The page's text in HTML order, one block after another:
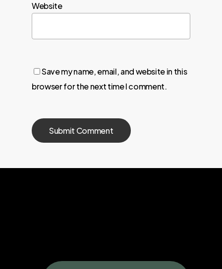
Website
Save my name, email, and website in this
browser for the next time I comment.